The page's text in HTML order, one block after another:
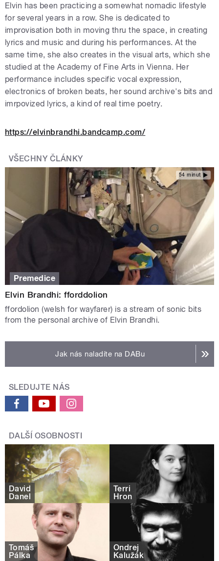
Elvin has been practicing a somewhat nomadic lifestyle
for several years in a row. She is dedicated to
improvisation both in moving thru the space, in creating
lyrics and music and during his performances. At the
same time, she also creates in the visual arts, which she
studied at the Academy of Fine Arts in Vienna. Her
performance includes specific vocal expression,
electronics of broken beats, her sound archive's bits and
imrpovized lyrics, a kind of real time poetry.
https://elvinbrandhi.bandcamp.com/
VŠECHNY ČLÁNKY
54 minut
Premedice
Elvin Brandhi: fforddolion
ffordolion (welsh for wayfarer) is a stream of sonic bits
from the personal archive of Elvin Brandhi.
Jak nás naladíte na DABu
SLEDUJTE NÁS
DALŠÍ OSOBNOSTI
David
Danel
Terri
Hron
Tomáš
Pálka
Ondrej
Kalužák